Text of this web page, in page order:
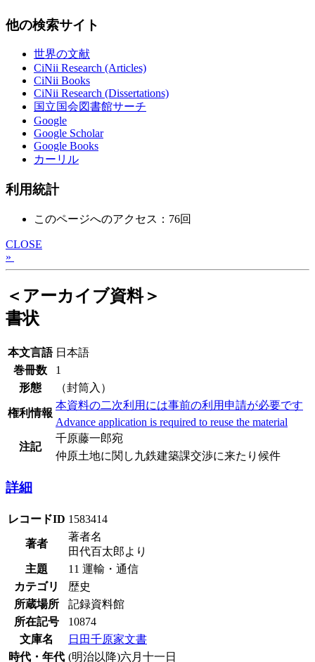
他の検索サイト
世界の文献
CiNii Research (Articles)
CiNii Books
CiNii Research (Dissertations)
国立国会図書館サーチ
Google
Google Scholar
Google Books
カーリル
利用統計
このページへのアクセス：76回
CLOSE
»
＜アーカイブ資料＞
書状
本文言語 日本語
巻冊数
1
形態
（封筒入）
権利情報
本資料の二次利用には事前の利用申請が必要です
Advance application is required to reuse the material
注記
千原藤一郎宛
仲原土地に関し九鉄建築課交渉に来たり候件
詳細
レコードID 1583414
著者
著者名
田代百太郎より
主題
11 運輸・通信
カテゴリ
歴史
所蔵場所
記録資料館
所在記号
10874
文庫名
日田千原家文書
時代・年代 (明治以降)六月十一日